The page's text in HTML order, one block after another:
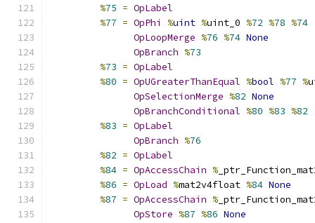
%75 = OpLabel
%77 = OpPhi %uint %uint_0 %72 %78 %74
OpLoopMerge %76 %74 None
OpBranch %73
%73 = OpLabel
%80 = OpUGreaterThanEqual %bool %77 %
OpSelectionMerge %82 None
OpBranchConditional %80 %83 %82
%83 = OpLabel
OpBranch %76
%82 = OpLabel
%84 = OpAccessChain %
%86 = OpLoad %mat2v4float %84 None
%87 = OpAccessChain %
OpStore %87 %86 None